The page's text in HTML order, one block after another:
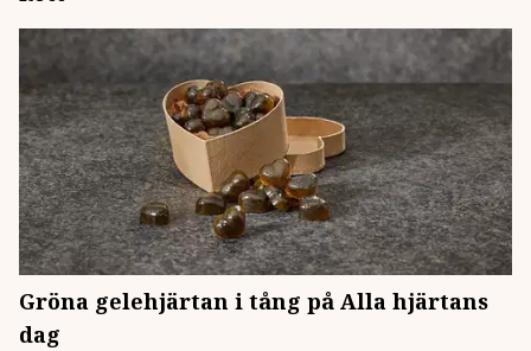
Gröna gelehjärtan i tång på Alla hjärtans
dag